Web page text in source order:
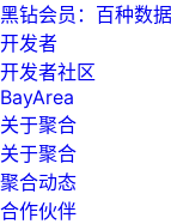
黑钻会员：百种数
开发者
开发者社区
BayArea
关于聚合
关于聚合
聚合动态
合作伙伴